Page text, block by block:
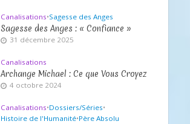
Canalisations•Sagesse des Anges
Sagesse des Anges : « Confiance »
31 décembre 2025
Canalisations
Archange Michael : Ce que Vous Croyez
4 octobre 2024
Canalisations•Dossiers/Séries•
Histoire de l'Humanité•Père Absolu